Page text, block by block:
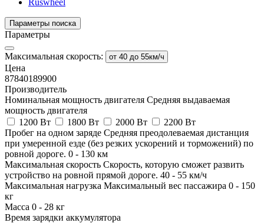
Параметры поиска
Параметры
Максимальная скорость: от 40 до 55км/ч
Цена
87840189900
Производитель
Номинальная мощность двигателя Средняя выдаваемая
мощность двигателя
1200 Вт
1800 Вт 2000 Вт
2200 Вт
Пробег на одном заряде Средняя преодолеваемая дистанция
при умеренной езде (без резких ускорений и торможений) по
ровной дороге. 0 - 130 км
Максимальная скорость Скорость, которую сможет развить
устройство на ровной прямой дороге. 40 - 55 км/ч
Максимальная нагрузка Максимальный вес пассажира 0 - 150
кг
Масса 0 - 28 кг
Время зарядки аккумулятора